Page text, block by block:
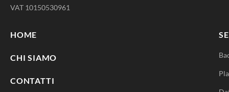
VAT 10150530961
HOME
CHI SIAMO
CONTATTI